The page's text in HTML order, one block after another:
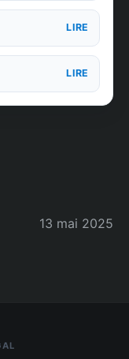
LIRE
LIRE
13 mai 2025